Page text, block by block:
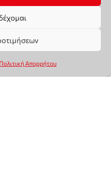
Πολιτική Απορρήτου